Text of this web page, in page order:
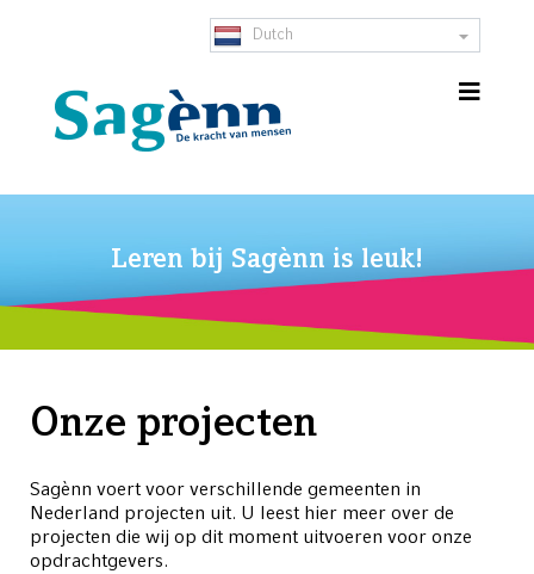
Dutch
Leren bij Sagènn is leuk!
Onze projecten
Sagènn voert voor verschillende gemeenten in
Nederland projecten uit. U leest hier meer over de
projecten die wij op dit moment uitvoeren voor onze
opdrachtgevers.